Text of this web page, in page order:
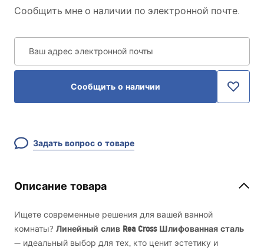
Сообщить мне о наличии по электронной почте.
Ваш адрес электронной почты
Сообщить о наличии
Задать вопрос о товаре
Описание товара
Ищете современные решения для вашей ванной
комнаты? Линейный слив Rea Cross Шлифованная сталь
— идеальный выбор для тех, кто ценит эстетику и